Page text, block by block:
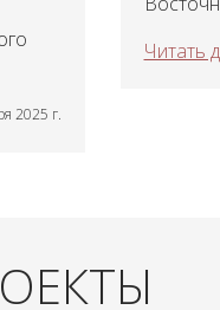
2025 г.
Читать